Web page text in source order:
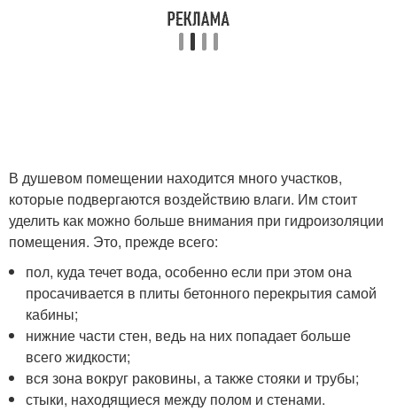
В душевом помещении находится много участков,
которые подвергаются воздействию влаги. Им стоит
уделить как можно больше внимания при гидроизоляции
помещения. Это, прежде всего:
пол, куда течет вода, особенно если при этом она
просачивается в плиты бетонного перекрытия самой
кабины;
нижние части стен, ведь на них попадает больше
всего жидкости;
вся зона вокруг раковины, а также стояки и трубы;
стыки, находящиеся между полом и стенами.